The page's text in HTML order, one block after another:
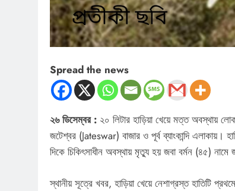
Spread the news
২৬ ডিসেম্বর : ২০ লিটার হাড়িয়া খেয়ে মত্ত অবস্থায়
জটেশ্বর (Jateswar) বাজার ও পূর্ব ব্যাংকান্দি এলাকায়।
দিকে চিকিৎসাধীন অবস্থায় মৃত্যু হয় জবা বর্মন (৪৫)
স্থানীয় সূত্রে খবর, হাড়িয়া খেয়ে নেশাগ্রস্ত হাতিটি